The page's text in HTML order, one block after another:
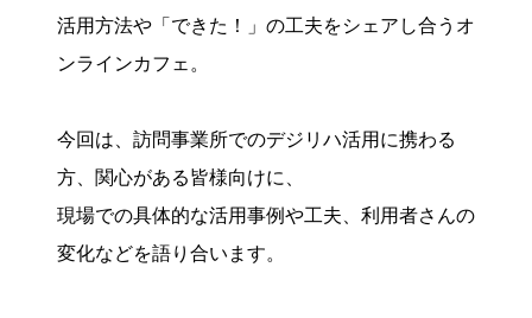
活用方法や「できた！」の工夫をシェアし合うオ
ンラインカフェ。
今回は、訪問事業所でのデジリハ活用に携わる
方、関心がある皆様向けに、
現場での具体的な活用事例や工夫、利用者さんの
変化などを語り合います。